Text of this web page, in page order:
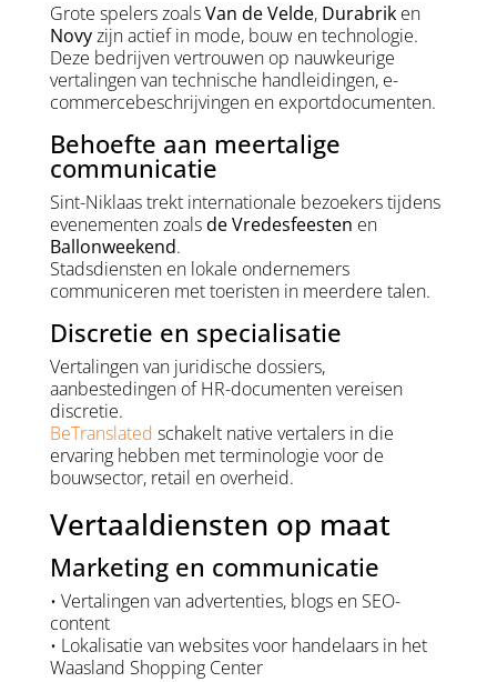
Grote spelers zoalsVan de Velde, Durabriken
Novyzijn actief in mode, bouw en technologie.
Deze bedrijven vertrouwen op nauwkeurige
vertalingen van technische handleidingen, e-
commercebeschrijvingen en exportdocumenten.
Behoefte aan meertalige
communicatie
Sint-Niklaas trekt internationale bezoekers tijdens
evenementen zoalsde Vredesfeesten en
Ballonweekend.
Stadsdiensten en lokale ondernemers
communiceren met toeristen in meerdere talen.
Discretie en specialisatie
Vertalingen van juridische dossiers,
aanbestedingen of HR-documenten vereisen
discretie.
BeTranslated schakelt native vertalers in die
ervaring hebben met terminologie voor de
bouwsector, retail en overheid.
Vertaaldiensten op maat
Marketing en communicatie
• Vertalingen van advertenties, blogs en SEO-
content
• Lokalisatie van websites voor handelaars in het
Waasland Shopping Center